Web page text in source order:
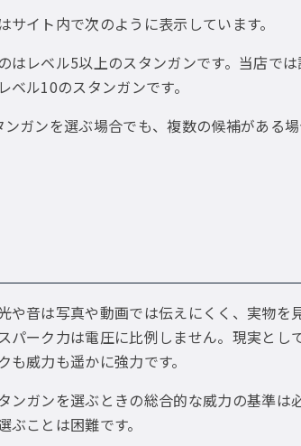
サイト内で次のように表示しています。
はレベル5以上のスタンガンです。当店で
ル10のスタンガンです。
ガンを選ぶ場合でも、複数の候補がある
や音は写真や動画では伝えにくく、実物
パーク力は電圧に比例しません。現実と
威力も遥かに強力です。
ンガンを選ぶときの総合的な威力の基準
ことは困難です。